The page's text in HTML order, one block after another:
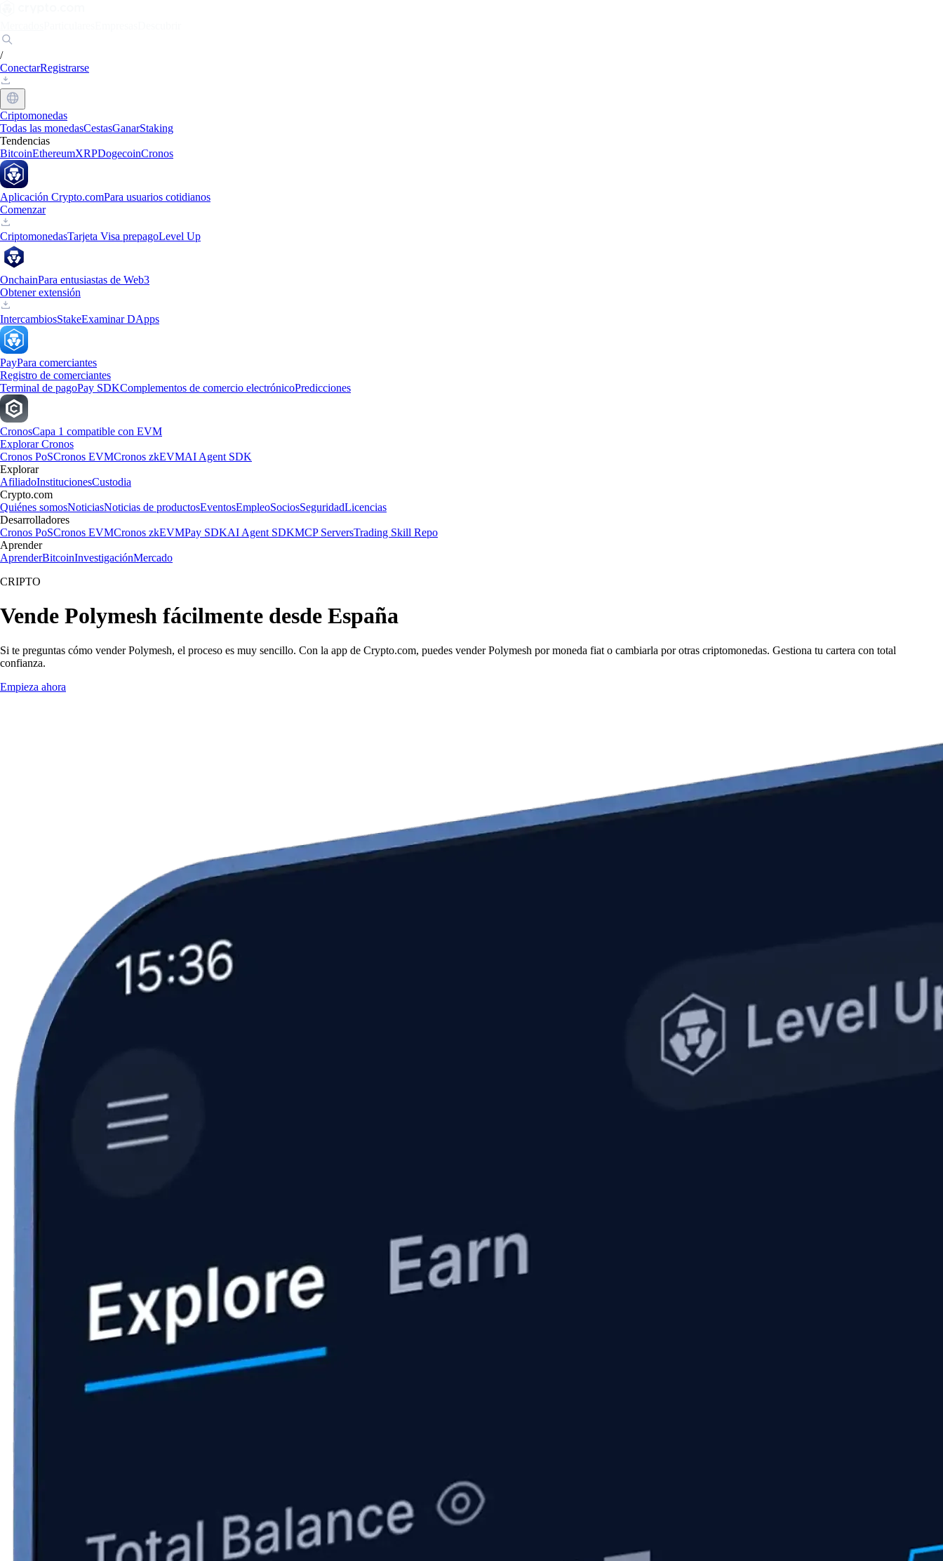
/
ConectarRegistrarse
Criptomonedas
Todas las monedasCestasGanarStaking
Tendencias
BitcoinEthereumXRPDogecoinCronos
Aplicación Crypto.comPara usuarios cotidianos
Comenzar
CriptomonedasTarjeta Visa prepagoLevel Up
OnchainPara entusiastas de Web3
Obtener extensión
IntercambiosStakeExaminar DApps
PayPara comerciantes
Registro de comerciantes
Terminal de pagoPay SDKComplementos de comercio electrónicoPredicciones
CronosCapa 1 compatible con EVM
Explorar Cronos
Cronos PoSCronos EVMCronos zkEVMAI Agent SDK
Explorar
AfiliadoInstitucionesCustodia
Crypto.com
Quiénes somosNoticiasNoticias de productosEventosEmpleoSociosSeguridadLicencias
Desarrolladores
Cronos PoSCronos EVMCronos zkEVMPay SDKAI Agent SDKMCP ServersTrading Skill Repo
Aprender
AprenderBitcoinInvestigaciónMercado
CRIPTO
Vende Polymesh fácilmente desde España
Si te preguntas cómo vender Polymesh, el proceso es muy sencillo. Con la app de Crypto.com, puedes vender Polymesh por moneda fiat o cambiarla por otras criptomonedas. Gestiona tu cartera con total
confianza.
Empieza ahora